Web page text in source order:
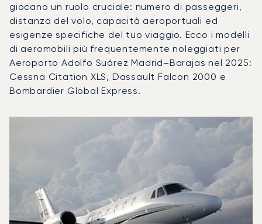
giocano un ruolo cruciale: numero di passeggeri,
distanza del volo, capacità aeroportuali ed
esigenze specifiche del tuo viaggio. Ecco i modelli
di aeromobili più frequentemente noleggiati per
Aeroporto Adolfo Suárez Madrid–Barajas nel 2025:
Cessna Citation XLS, Dassault Falcon 2000 e
Bombardier Global Express.
Modello di aeromobile
Movimenti
Velocità (km/h)
Autonomia (NM)